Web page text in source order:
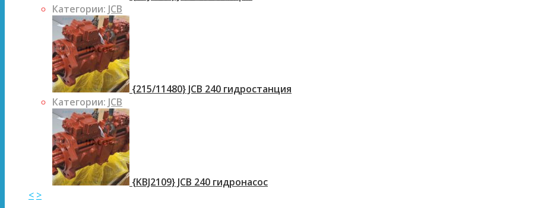
Категории: JCB
{215/11480} JCB 240 гидростанция
Категории: JCB
{KBJ2109} JCB 240 гидронасос
< >